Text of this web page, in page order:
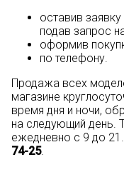
оставив заявку
подав запрос
оформив
по телефону.
Продажа всех
магазине
время дня и ночи,
на следующий день.
ежедневно с 9 до
74-25.